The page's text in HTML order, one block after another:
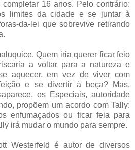
16 anos. Pelo contrário:
limites da cidade e se juntar à
da-lei que sobrevive retirando
Quem iria querer ficar feio
a voltar para a natureza e
aquecer, em vez de viver com
e se divertir à beça? Mas,
os Especiais, autoridade
propõem um acordo com Tally:
enfumaçados ou ficar feia para
irá mudar o mundo para sempre.
Westerfeld é autor de diversos